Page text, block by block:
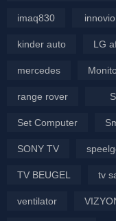
imaq830 innovio
kinder auto LG
mercedes
range rover S
Set Computer
SONY TV
TV BEUGEL tv
ventilator